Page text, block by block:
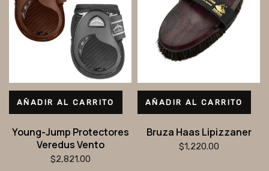
AÑADIR AL CARRITO
Young-Jump Protectores
Veredus Vento
$2,821.00
AÑADIR AL CARRITO
Bruza Haas Lipizzaner
$1,220.00